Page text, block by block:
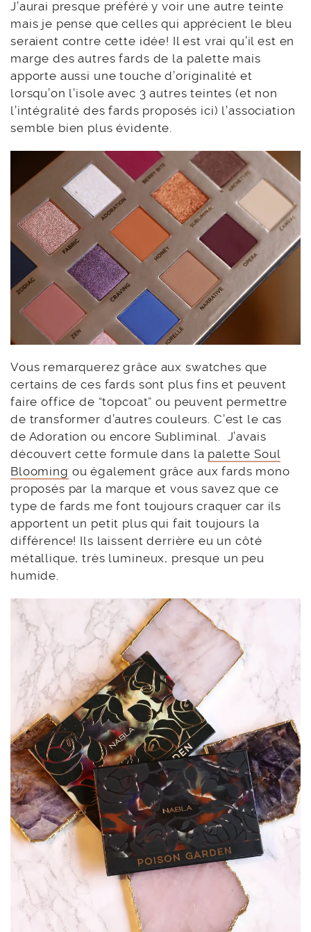
J’aurai presque préféré y voir une autre teinte
mais je pense que celles qui apprécient le bleu
marge des autres fards de la palette mais
apporte aussi une touche d’originalité et
lorsqu’on l’isole avec 3 autres teintes (et non
l’intégralité des fards proposés ici) l’association
semble bien plus évidente.
Vous remarquerez grâce aux swatches que
certains de ces fards sont plus fins et peuvent
faire office de “topcoat” ou peuvent permettre
de transformer d’autres couleurs. C’est le cas
de Adoration ou encore Subliminal. J’avais
découvert cette formule dans la palette Soul
Blooming
type de fards me font toujours craquer car ils
apportent un petit plus qui fait toujours la
différence! Ils laissent derrière eu un côté
métallique, très lumineux, presque un peu
humide.